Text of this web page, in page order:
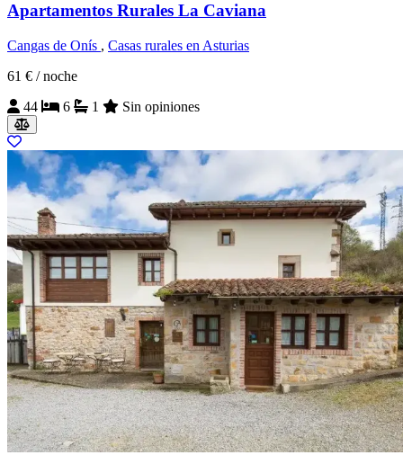
Apartamentos Rurales La Caviana
Cangas de Onís , Casas rurales en Asturias
61 € / noche
44
6 1 Sin opiniones